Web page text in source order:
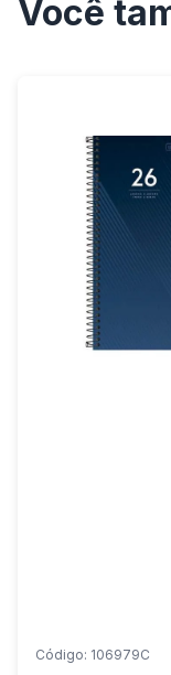
Você
Código: 106979C